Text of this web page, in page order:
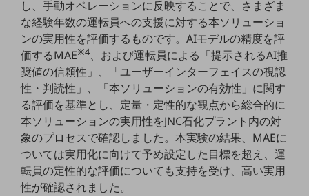
通信モジュール製品
衛星携帯電話
IOT完了済みメーカーブランド製品
料金
料金TOP
ドコモBiz データ無制限 ドコモ MAX ドコモ mini ドコモBiz かけ放題
ケータイプラン
5Gデータプラス
し、手動オペレーションに反映することで、さまざま
な経験年数の運転員への支援に対する本ソリューショ
ンの実用性を評価するものです。AIモデルの精度を評
価するMAE※4、および運転員による「提示されるAI推
奨値の信頼性」、「ユーザーインターフェイスの視認
性・判読性」、「本ソリューションの有効性」に関す
る評価を基準とし、定量・定性的な観点から総合的に
本ソリューションの実用性をJNC石化プラント内の対
象のプロセスで確認しました。本実験の結果、MAEに
ついては実用化に向けて予め設定した目標を超え、運
転員の定性的な評価についても支持を受け、高い実用
性が確認されました。